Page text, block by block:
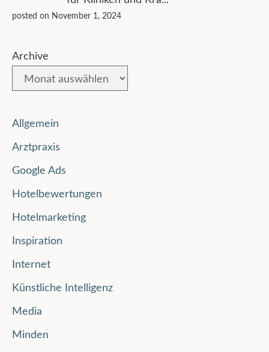
posted on November 1, 2024
Archive
Allgemein
Arztpraxis
Google Ads
Hotelbewertungen
Hotelmarketing
Inspiration
Internet
Künstliche Intelligenz
Media
Minden